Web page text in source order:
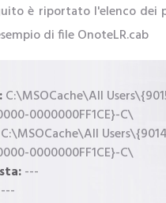
è riportato l'elenco dei
di file OnoteLR.cab
C:\MSOCache\All
0000000FF1CE}-C\
C:\MSOCache\All
0000000FF1CE}-C\
---
---